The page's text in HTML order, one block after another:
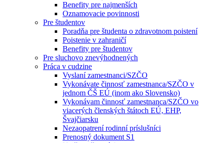
Benefity pre najmenších
Oznamovacie povinnosti
Pre študentov
Poradňa pre študenta o zdravotnom poistení
Poistenie v zahraničí
Benefity pre študentov
Pre sluchovo znevýhodnených
Práca v cudzine
Vyslaní zamestnanci/SZČO
Vykonávate činnosť zamestnanca/SZČO v
jednom ČŠ EÚ (inom ako Slovensko)
Vykonávam činnosť zamestnanca/SZČO vo
viacerých členských štátoch EÚ, EHP,
Švajčiarsku
Nezaopatrení rodinní príslušníci
Prenosný dokument S1